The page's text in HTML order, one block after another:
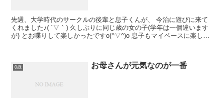
先週、大学時代のサークルの後輩と息子くんが、 今治に遊びに来て
くれました♪( ´▽｀) 久しぶりに同じ歳の女の子(学年は一個違います
が) とお喋りして楽しかったですo(^▽^)o 息子もマイペースに楽しん
0歳 お母さんが元気なのが一番